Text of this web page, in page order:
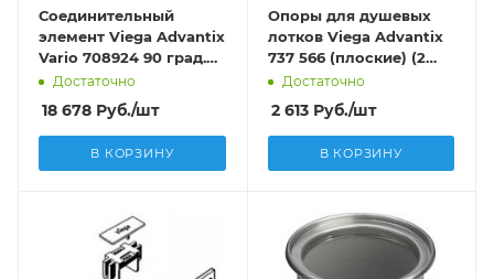
Соединительный
элемент Viega Advantix
Vario 708924 90 град.
(Угловой)
Достаточно
18 678 Руб./шт
В КОРЗИНУ
Опоры для душевых
лотков Viega Advantix
737 566 (плоские) (2
шт)Достаточно
2 613Руб./шт
В КОРЗИНУ